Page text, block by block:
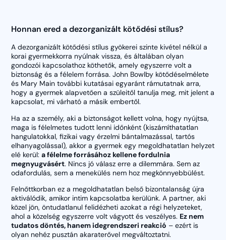
Honnan ered a dezorganizált kötődési stílus?
A dezorganizált kötődési stílus gyökerei szinte kivétel nélkül a
korai gyermekkorra nyúlnak vissza, és általában olyan
gondozói kapcsolathoz köthetők, amely egyszerre volt a
biztonság és a félelem forrása. John Bowlby kötődéselmélete
és Mary Main további kutatásai egyaránt rámutatnak arra,
hogy a gyermek alapvetően a szüleitől tanulja meg, mit jelent a
kapcsolat, mi várható a másik embertől.
Ha az a személy, aki a biztonságot kellett volna, hogy nyújtsa,
maga is félelmetes tudott lenni időnként (kiszámíthatatlan
hangulatokkal, fizikai vagy érzelmi bántalmazással, tartós
elhanyagolással), akkor a gyermek egy megoldhatatlan helyzet
elé kerül:a félelme forrásához kellene fordulnia
megnyugvásért. Nincs jó válasz erre a dilemmára. Sem az
odafordulás, sem a menekülés nem hoz megkönnyebbülést.
Felnőttkorban ez a megoldhatatlan belső bizontalanság újra
aktiválódik, amikor intim kapcsolatba kerülünk. A partner, aki
közel jön, öntudatlanul felidézheti azokat a régi helyzeteket,
ahol a közelség egyszerre volt vágyott és veszélyes. Ez nem
tudatos döntés, hanem idegrendszeri reakció – ezért is
olyan nehéz pusztán akaraterővel megváltoztatni.